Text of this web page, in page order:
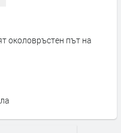
околовръстен път на